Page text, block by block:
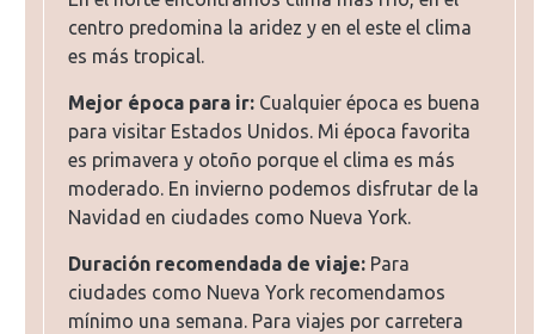
centro predomina la aridez y en el este el clima
es más tropical.
Mejor época para ir: Cualquier época es buena
para visitar Estados Unidos. Mi época favorita
es primavera y otoño porque el clima es más
moderado. En invierno podemos disfrutar de la
Navidad en ciudades como Nueva York.
Duración recomendada de viaje: Para
ciudades como Nueva York recomendamos
mínimo una semana. Para viajes por carretera